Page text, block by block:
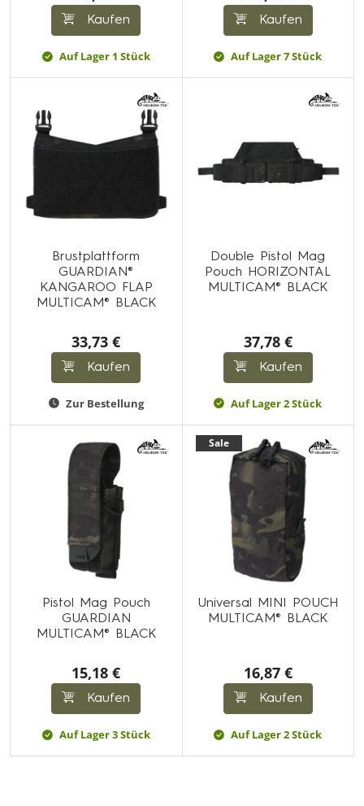
Kaufen
Auf Lager 1 Stück
Kaufen
Auf Lager 7 Stück
Brustplattform
GUARDIAN®
KANGAROO FLAP
MULTICAM® BLACK
33,73 €
Kaufen
Zur Bestellung
Double Pistol Mag
Pouch HORIZONTAL
MULTICAM® BLACK
37,78 €
Kaufen
Auf Lager 2 Stück
Pistol Mag Pouch
GUARDIAN
MULTICAM® BLACK
15,18 €
Kaufen
Auf Lager 3 Stück
Sale
Universal MINI POUCH
MULTICAM® BLACK
16,87 €
Kaufen
Auf Lager 2 Stück